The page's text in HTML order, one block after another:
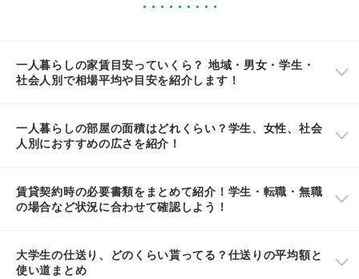
一人暮らしの家賃目安っていくら？ 地域・男女・学生・
社会人別で相場平均や目安を紹介します！
一人暮らしの部屋の面積はどれくらい？学生、女性、社会
人別におすすめの広さを紹介！
賃貸契約時の必要書類をまとめて紹介！学生・転職・無職
の場合など状況に合わせて確認しよう！
大学生の仕送り、どのくらい貰ってる？仕送りの平均額と
使い道まとめ